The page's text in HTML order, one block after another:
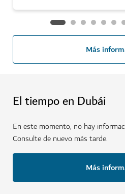
Más
El tiempo en Dubái
En este momento, no hay
Consulte de nuevo más tarde.
Más